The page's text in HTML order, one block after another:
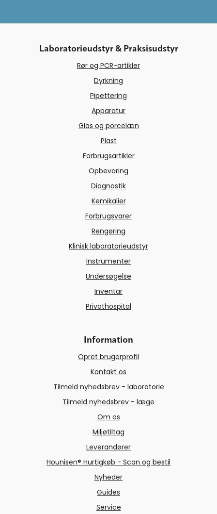
Laboratorieudstyr & Praksisudstyr
Rør og PCR-artikler
Dyrkning
Pipettering
Apparatur
Glas og porcelæn
Plast
Forbrugsartikler
Opbevaring
Diagnostik
Kemikalier
Forbrugsvarer
Rengøring
Klinisk laboratorieudstyr
Instrumenter
Undersøgelse
Inventar
Privathospital
Information
Opret brugerprofil
Kontakt os
Tilmeld nyhedsbrev - laboratorie
Tilmeld nyhedsbrev - læge
Om os
Miljøtiltag
Leverandører
Hounisen® Hurtigkøb - Scan og bestil
Nyheder
Guides
Service